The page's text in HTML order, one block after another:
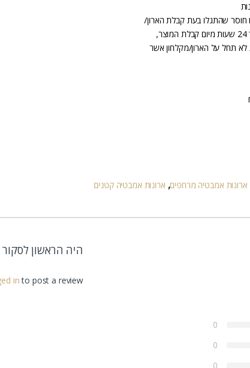
חוסר שהתגלו בעת קבלת הארון/
תחל על הארון/מקלחון אשר
ארונות אמבטיה מרחפים, ארונות אמבטיה קטנים
0
0
0
היה הראשון
into post a review.